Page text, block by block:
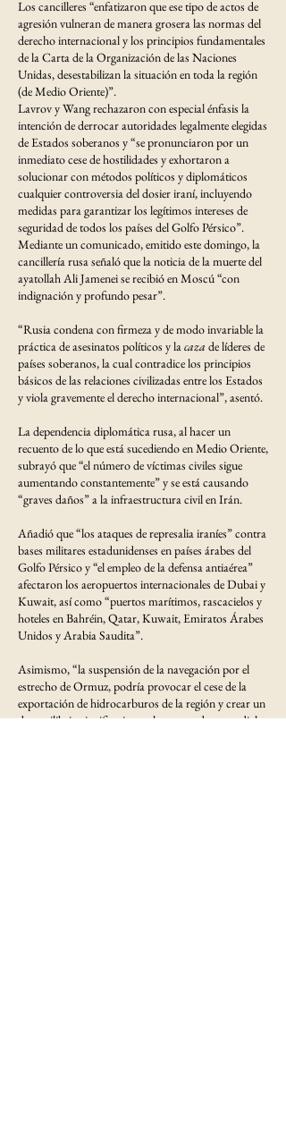
Los cancilleres “enfatizaron que ese tipo de actos de
agresión vulneran de manera grosera las normas del
derecho internacional y los principios fundamentales
de la Carta de la Organización de las Naciones
Unidas, desestabilizan la situación en toda la región
(de Medio Oriente)”.
Lavrov y Wang rechazaron con especial énfasis la
intención de derrocar autoridades legalmente elegidas
de Estados soberanos y “se pronunciaron por un
inmediato cese de hostilidades y exhortaron a
solucionar con métodos políticos y diplomáticos
cualquier controversia del dosier iraní, incluyendo
medidas para garantizar los legítimos intereses de
seguridad de todos los países del Golfo Pérsico”.
Mediante un comunicado, emitido este domingo, la
cancillería rusa señaló que la noticia de la muerte del
ayatollah Ali Jamenei se recibió en Moscú “con
indignación y profundo pesar”.
“Rusia condena con firmeza y de modo invariable la
práctica de asesinatos políticos y lacaza de líderes de
países soberanos, la cual contradice los principios
básicos de las relaciones civilizadas entre los Estados
y viola gravemente el derecho internacional”, asentó.
La dependencia diplomática rusa, al hacer un
recuento de lo que está sucediendo en Medio Oriente,
subrayó que “el número de víctimas civiles sigue
aumentando constantemente” y se está causando
“graves daños” a la infraestructura civil en Irán.
Añadió que “los ataques de represalia iraníes” contra
bases militares estadunidenses en países árabes del
Golfo Pérsico y “el empleo de la defensa antiaérea”
afectaron los aeropuertos internacionales de Dubai y
Kuwait, así como “puertos marítimos, rascacielos y
hoteles en Bahréin, Qatar, Kuwait, Emiratos Árabes
Unidos y Arabia Saudita”.
Asimismo, “la suspensión de la navegación por el
estrecho de Ormuz, podría provocar el cese de la
exportación de hidrocarburos de la región y crear un
desequilibrio significativo en los mercados mundiales